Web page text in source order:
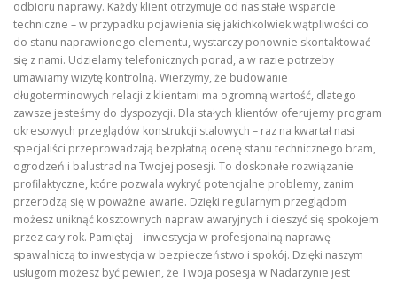
odbioru naprawy. Każdy klient otrzymuje od nas stałe wsparcie
techniczne – w przypadku pojawienia się jakichkolwiek wątpliwości co
do stanu naprawionego elementu, wystarczy ponownie skontaktować
się z nami. Udzielamy telefonicznych porad, a w razie potrzeby
umawiamy wizytę kontrolną. Wierzymy, że budowanie
długoterminowych relacji z klientami ma ogromną wartość, dlatego
zawsze jesteśmy do dyspozycji. Dla stałych klientów oferujemy program
okresowych przeglądów konstrukcji stalowych – raz na kwartał nasi
specjaliści przeprowadzają bezpłatną ocenę stanu technicznego bram,
ogrodzeń i balustrad na Twojej posesji. To doskonałe rozwiązanie
profilaktyczne, które pozwala wykryć potencjalne problemy, zanim
przerodzą się w poważne awarie. Dzięki regularnym przeglądom
możesz uniknąć kosztownych napraw awaryjnych i cieszyć się spokojem
przez cały rok. Pamiętaj – inwestycja w profesjonalną naprawę
spawalniczą to inwestycja w bezpieczeństwo i spokój. Dzięki naszym
usługom możesz być pewien, że Twoja posesja w Nadarzynie jest